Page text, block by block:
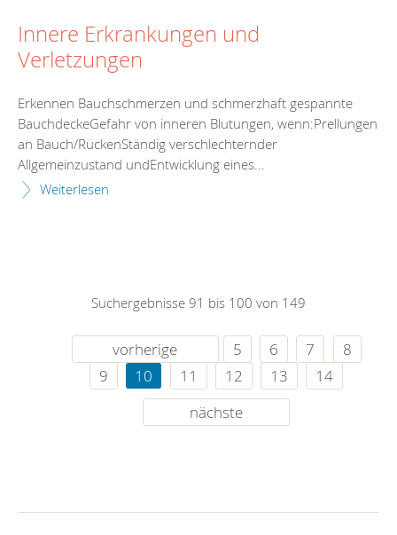
Innere Erkrankungen und
Verletzungen
Erkennen Bauchschmerzen und schmerzhaft gespannte
BauchdeckeGefahr von inneren Blutungen, wenn:Prellungen
an Bauch/RückenStändig verschlechternder
Allgemeinzustand undEntwicklung eines...
Weiterlesen
Suchergebnisse 91 bis 100 von 149
vorherige 5 6 7
8
9
10 11 12 13
14
nächste